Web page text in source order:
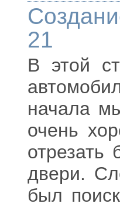
21
В этой
начала
очень
отрезать
двери.
был